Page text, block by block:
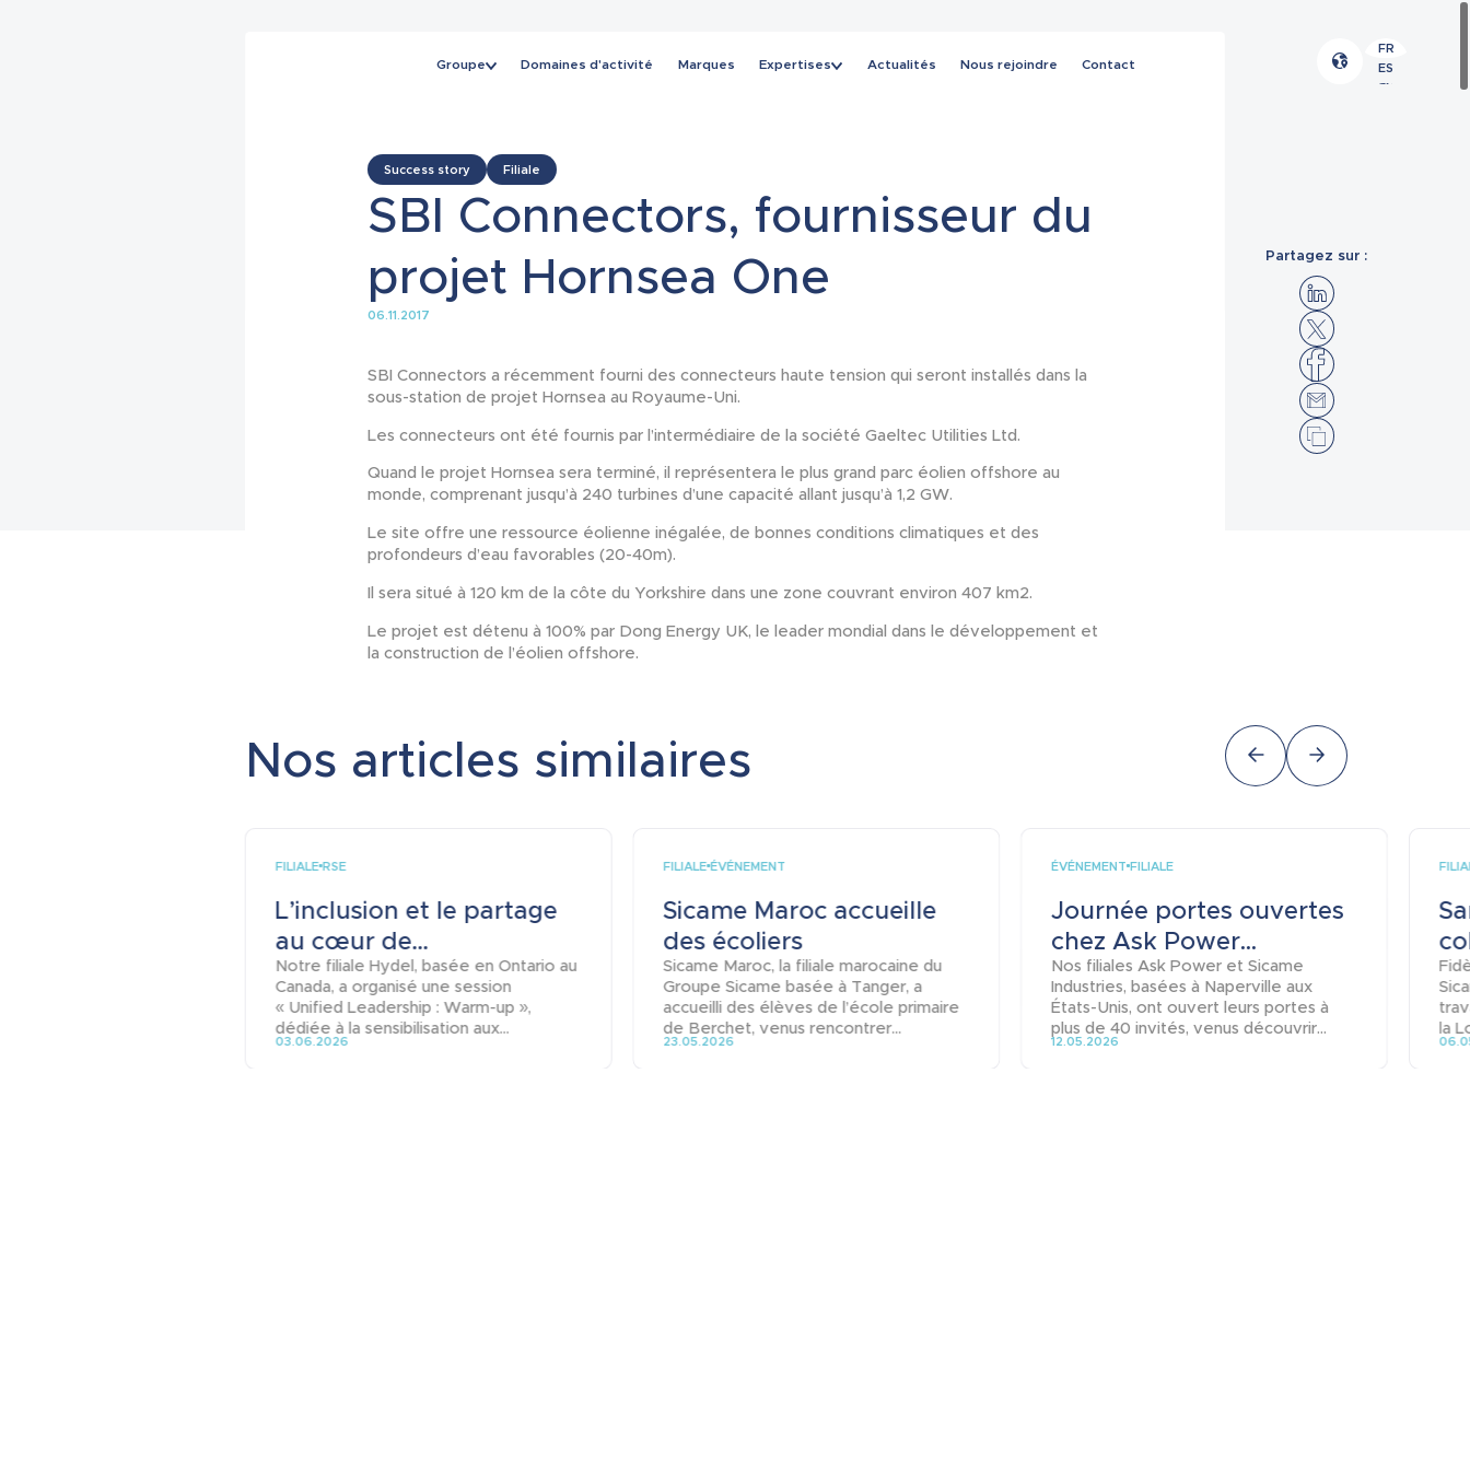
Groupe Domaines d'activité Marques Expertises Actualités Nous rejoindre Contact
ES
EN
FR
Actualités
Success story Filiale
SBI Connectors, fournisseur du
projet Hornsea One
06.11.2017
Partagez sur :
SBI Connectors a récemment fourni des connecteurs haute tension qui seront installés dans la
sous-station de projet Hornsea au Royaume-Uni.
Les connecteurs ont été fournis par l’intermédiaire de la société Gaeltec Utilities Ltd.
Quand le projet Hornsea sera terminé, il représentera le plus grand parc éolien offshore au
monde, comprenant jusqu’à 240 turbines d’une capacité allant jusqu’à 1,2 GW.
Le site offre une ressource éolienne inégalée, de bonnes conditions climatiques et des
profondeurs d’eau favorables (20-40m).
Il sera situé à 120 km de la côte du Yorkshire dans une zone couvrant environ 407 km2.
Le projet est détenu à 100% par Dong Energy UK, le leader mondial dans le développement et
la construction de l’éolien offshore.
Nos articles similaires
FILIALE RSE
L’inclusion et le partage
au cœur de...
Notre filiale Hydel, basée en Ontario au
Canada, a organisé une session
« Unified Leadership : Warm-up »,
dédiée à la sensibilisation aux...
03.06.2026
FILIALE ÉVÉNEMENT
Sicame Maroc accueille
des écoliers
Sicame Maroc, la filiale marocaine du
Groupe Sicame basée à Tanger, a
accueilli des élèves de l’école primaire
de Berchet, venus rencontrer...
23.05.2026
ÉVÉNEMENT FILIALE
Journée portes ouvertes
chez Ask Power...
Nos filiales Ask Power et Sicame
Industries, basées à Naperville aux
États-Unis, ont ouvert leurs portes à
plus de 40 invités, venus découvrir...
12.05.2026
la